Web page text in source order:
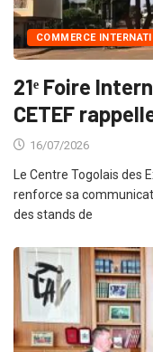
COMMERCE
21ᵉ Foire
CETEF
16/07/2026
Le Centre Togolais des
renforce sa
des stands de